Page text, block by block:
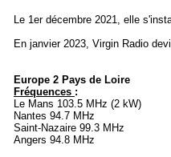
Le 1er décembre 2021, elle
En janvier 2023, Virgin Radio
Europe 2 Pays de Loire
Fréquences :
Le Mans 103.5 MHz (2 kW)
Nantes 94.7 MHz
Saint-Nazaire 99.3 MHz
Angers 94.8 MHz